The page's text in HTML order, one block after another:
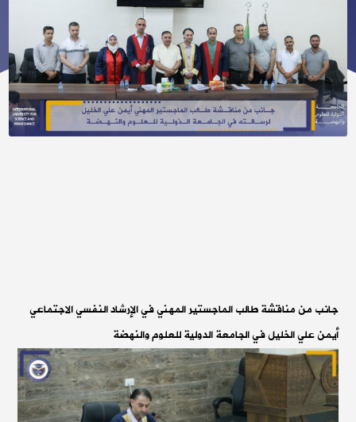
جانب من مناقشة طالب الماجستير المهني في الإرشاد النفسي الاجتماعي
أيمن علي الخليل في الجامعة الدولية للعلوم والنهضة